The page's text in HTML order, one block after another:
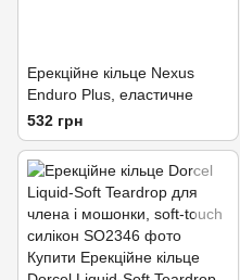
Ерекційне кільце Nexus
Enduro Plus, еластичне
532 грн